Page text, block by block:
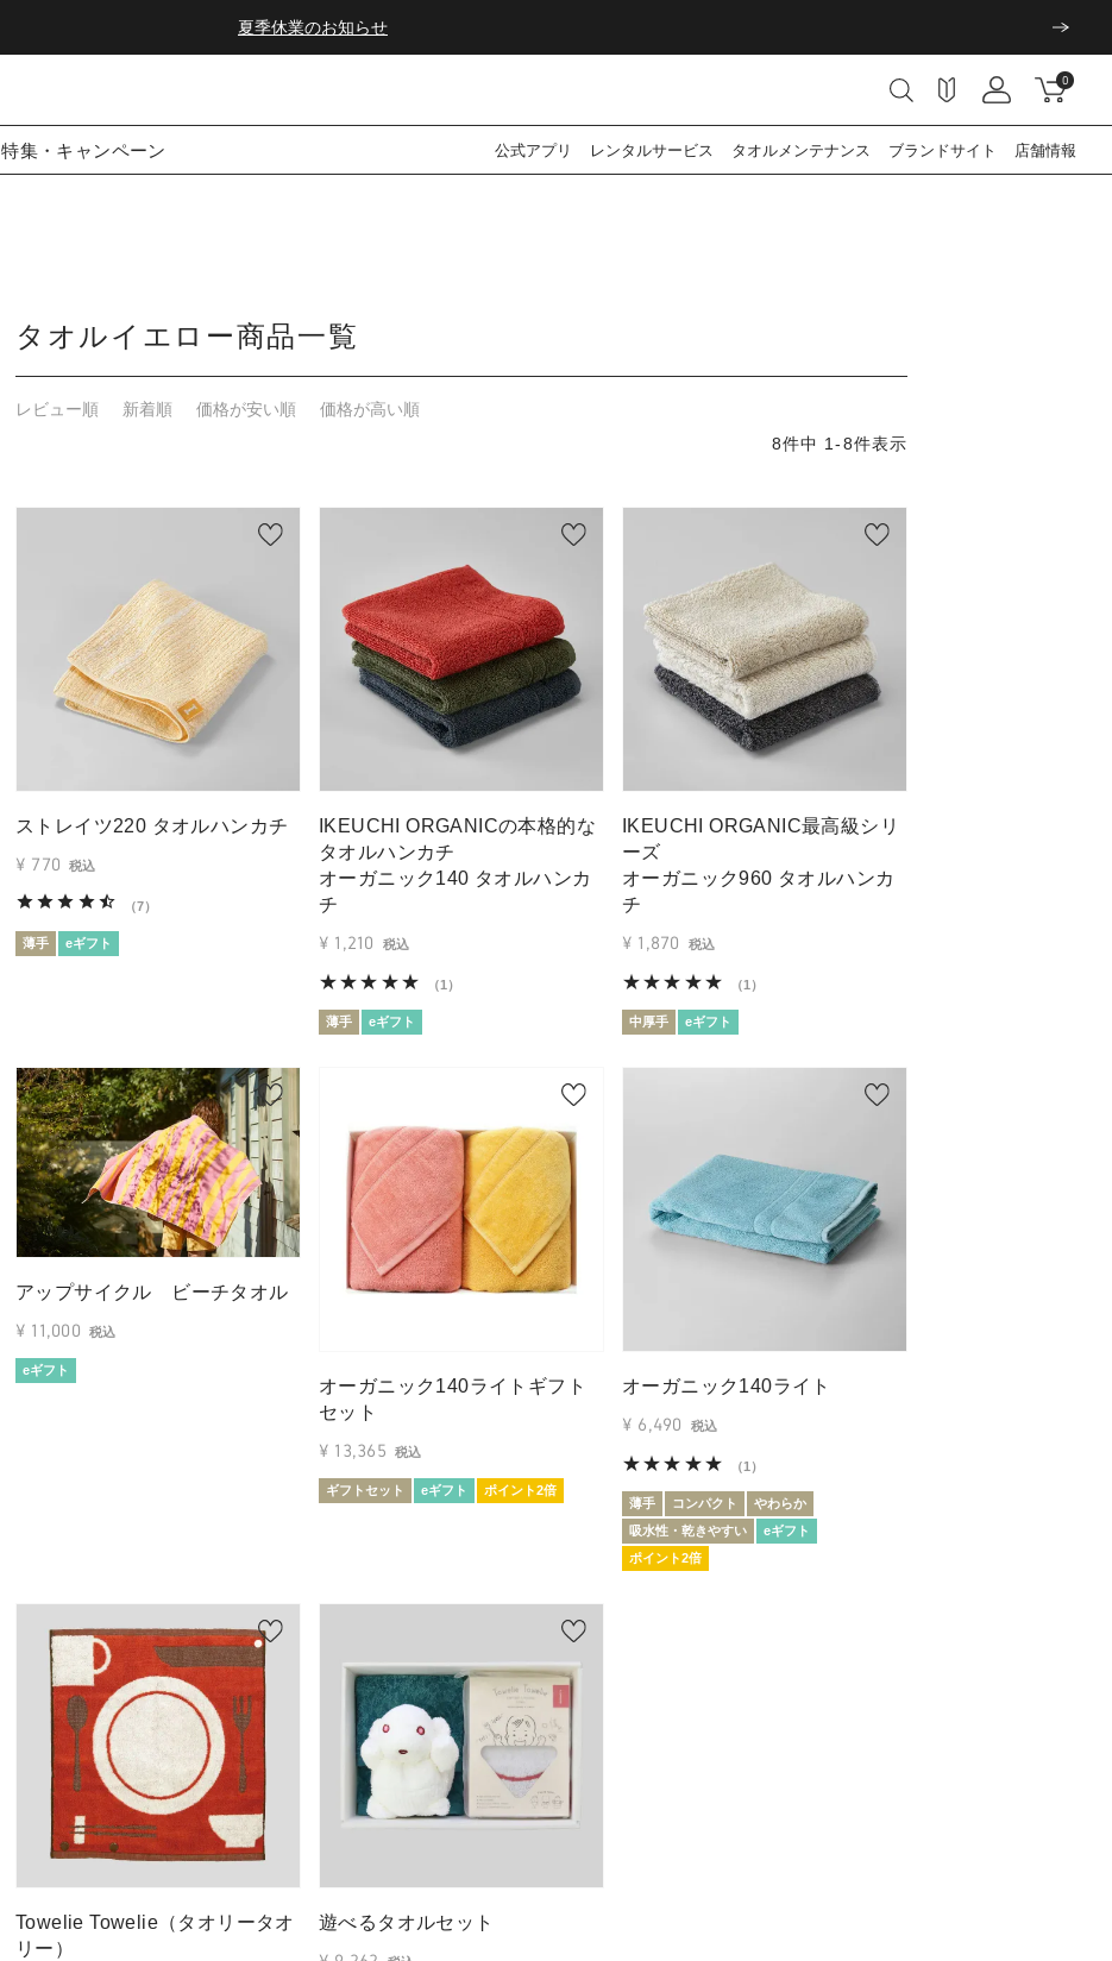
夏季休業のお知らせ
夏季休業のお知らせ
0
特集・キャンペーン 公式アプリ レンタルサービス タオル メンテナンス ブランドサイト 店舗情報
タオルイエロー商品一覧
レビュー順 新着順 価格が安い順
価格が高い順
8件中 1-8件表示
ストレイツ220 タオルハンカチ
¥ 770 税込
（7）
薄手 eギフト
IKEUCHI ORGANICの本格的な
タオルハンカチ
オーガニック140 タオルハンカ
チ
¥ 1,210 税込
（1）
薄手 eギフト
IKEUCHI ORGANIC最高級シリ
ーズ
オーガニック960 タオルハンカ
チ
¥ 1,870 税込
（1）
中厚手 eギフト
アップサイクル ビーチタオル
¥ 11,000 税込
eギフト
オーガニック140ライトギフト
セット
¥ 13,365 税込
ギフトセット eギフト ポイント2倍
オーガニック140ライト
¥ 6,490 税込
（1）
薄手 コンパクト
やわらか
吸水性・乾きやすい
eギフト
ポイント2倍
Towelie Towelie（タオリータオ
リー）
遊べるタオルセット